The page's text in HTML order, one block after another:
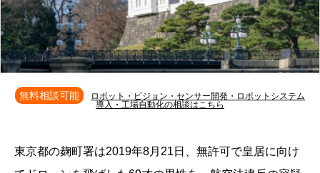
無料相談可能
ロボット・ビジョン・センサー開発・ロボットシステム
導入・工場自動化の相談はこちら
東京都の麹町署は2019年8月21日、無許可で皇居に向け